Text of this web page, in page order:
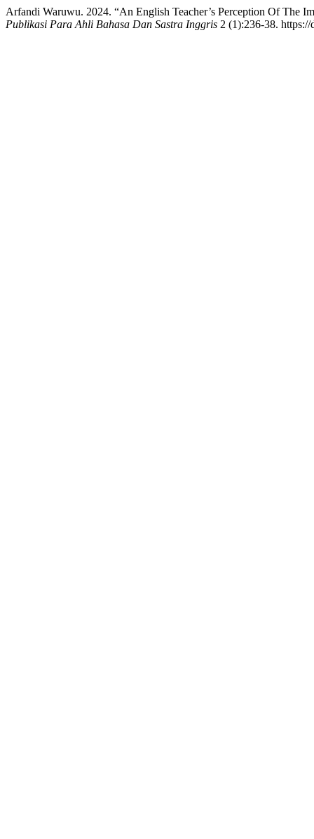
Arfandi Waruwu. 2024. “An English Teacher’s Perception Of The
Publikasi Para Ahli Bahasa Dan Sastra Inggris 2 (1):236-38.